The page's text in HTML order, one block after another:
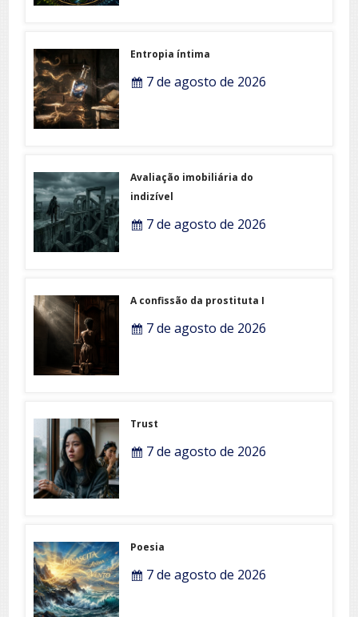
Entropia íntima
7 de agosto de 2026
Avaliação imobiliária do
indizível
7 de agosto de 2026
A confissão da prostituta I
7 de agosto de 2026
Trust
7 de agosto de 2026
Poesia
7 de agosto de 2026